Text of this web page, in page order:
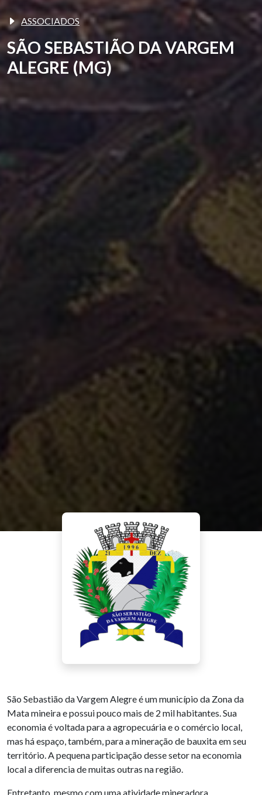
ASSOCIADOS
SÃO SEBASTIÃO DA VARGEM
ALEGRE (MG)
São Sebastião da Vargem Alegre é um município da Zona da
Mata mineira e possui pouco mais de 2 mil habitantes. Sua
economia é voltada para a agropecuária e o comércio local,
mas há espaço, também, para a mineração de bauxita em seu
território. A pequena participação desse setor na economia
local a diferencia de muitas outras na região.
Entretanto, mesmo com uma atividade mineradora